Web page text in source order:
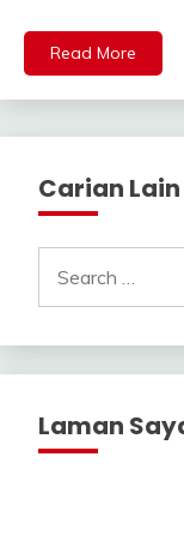
Read More
Carian Lain
for:
Laman